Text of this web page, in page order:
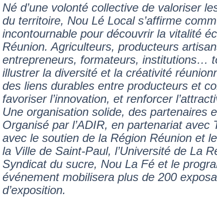
Né d’une volonté collective de valoriser
du territoire, Nou Lé Local s’affirme
incontournable pour découvrir la vitalité
Réunion. Agriculteurs, producteurs
entrepreneurs, formateurs, institutions…
illustrer la diversité et la créativité
des liens durables entre producteurs et
favoriser l’innovation, et renforcer
Une organisation solide, des partenaires
Organisé par l’ADIR, en partenariat avec
avec le soutien de la Région Réunion et
la Ville de Saint-Paul, l’Université de La
Syndicat du sucre, Nou La Fé et le
événement mobilisera plus de 200
d’exposition.